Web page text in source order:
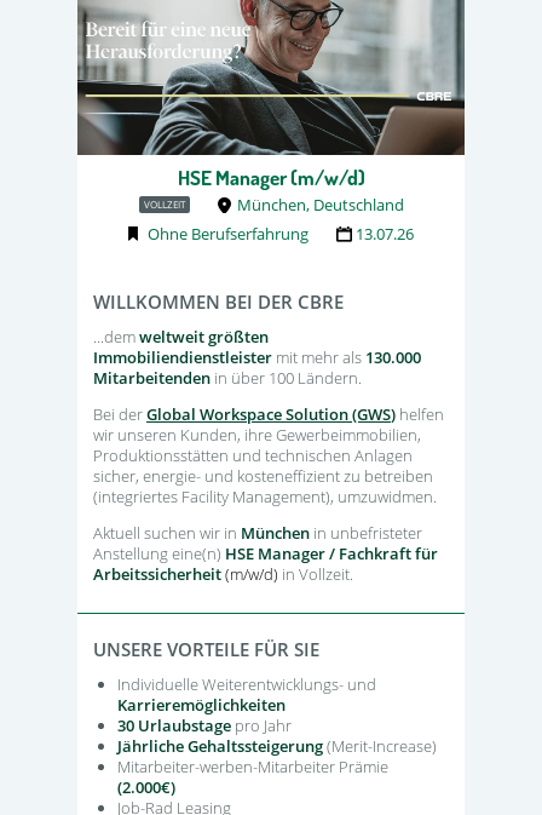
HSE Manager (m/w/d)
VOLLZEIT
München, Deutschland
Ohne Berufserfahrung
13.07.26
WILLKOMMEN BEI DER CBRE
...demweltweit größten
Immobiliendienstleister mit mehr als 130.000
Mitarbeitenden in über 100 Ländern.
Bei derGlobal Workspace Solution (GWS) helfen
wir unseren Kunden, ihre Gewerbeimmobilien,
Produktionsstätten und technischen Anlagen
sicher, energie- und kosteneffizient zu betreiben
(integriertes Facility Management), umzuwidmen.
Aktuell suchen wir in München in unbefristeter
Anstellung eine(n) HSE Manager / Fachkraft für
Arbeitssicherheit(m/w/d) in Vollzeit.
UNSERE VORTEILE FÜR SIE
Individuelle Weiterentwicklungs- und
Karrieremöglichkeiten
30 Urlaubstage pro Jahr
Jährliche Gehaltssteigerung(Merit-Increase)
Mitarbeiter-werben-Mitarbeiter Prämie
(2.000€)
Job-Rad Leasing